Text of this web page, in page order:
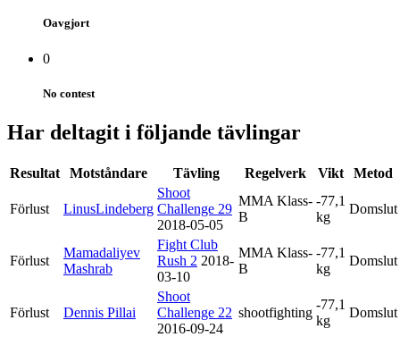
Oavgjort
0
No contest
Har deltagit i följande tävlingar
Resultat Motståndare Tävling Regelverk Vikt Metod
Förlust LinusLindeberg
Shoot
Challenge 29
2018-05-05
MMA Klass-
B
-77,1
kg
Domslut
Förlust
Mamadaliyev
Mashrab
Fight Club
Rush 2 2018-
03-10
MMA Klass-
B
-77,1
kg
Domslut
Förlust Dennis Pillai
Shoot
Challenge 22
2016-09-24
shootfighting
-77,1
kg
Domslut